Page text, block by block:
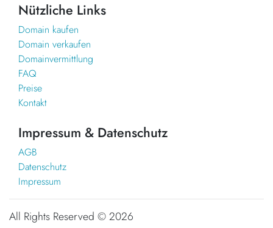
Nützliche Links
Domain kaufen
Domain verkaufen
Domainvermittlung
FAQ
Preise
Kontakt
Impressum & Datenschutz
AGB
Datenschutz
Impressum
All Rights Reserved ©2026